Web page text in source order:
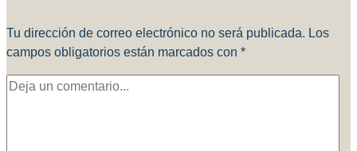
Tu dirección de correo electrónico no será publicada. Los
campos obligatorios están marcados con *